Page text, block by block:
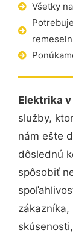
Všetky
Elektrika v
služby,
nám ešte
dôslednú
spôsobiť